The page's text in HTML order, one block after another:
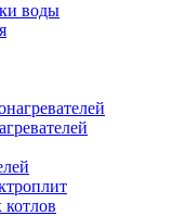
воды
котлов